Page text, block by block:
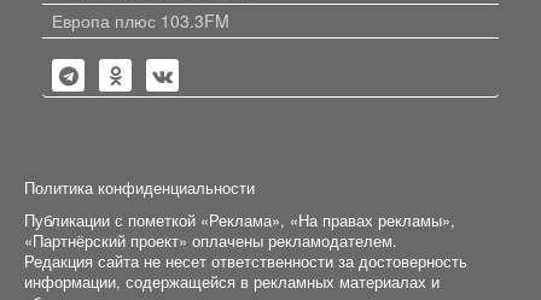
Европа плюс 103.3FM
Политика конфиденциальности
Публикации с пометкой «Реклама», «На правах рекламы»,
«Партнёрский проект» оплачены рекламодателем.
Редакция сайта не несет ответственности за достоверность
информации, содержащейся в рекламных материалах и